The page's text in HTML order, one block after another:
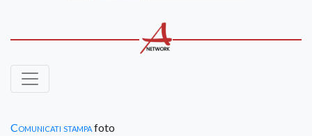
Comunicati stampafoto